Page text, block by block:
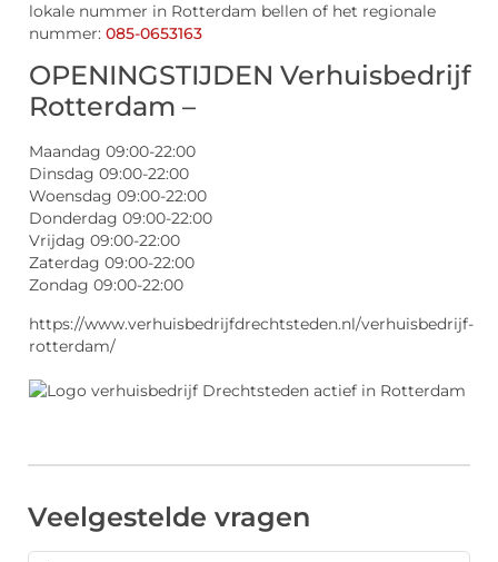
lokale nummer in Rotterdam bellen of het regionale
nummer: 085-0653163
OPENINGSTIJDEN Verhuisbedrijf
Rotterdam –
Maandag 09:00-22:00
Dinsdag 09:00-22:00
Woensdag 09:00-22:00
Donderdag 09:00-22:00
Vrijdag 09:00-22:00
Zaterdag 09:00-22:00
Zondag 09:00-22:00
https://www.verhuisbedrijfdrechtsteden.nl/verhuisbedrijf-
rotterdam/
Veelgestelde vragen